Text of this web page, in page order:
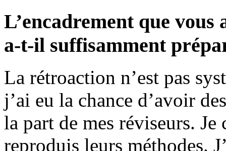
L’encadrement que vous
a-t-il suffisamment
La rétroaction n’est pas
j’ai eu la chance d’avoir
la part de mes réviseurs.
reproduis leurs méthodes.